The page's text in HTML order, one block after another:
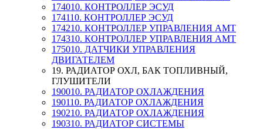
174010. КОНТРОЛЛЕР ЭСУД
174110. КОНТРОЛЛЕР ЭСУД
174210. КОНТРОЛЛЕР УПРАВЛЕНИЯ АМТ
174310. КОНТРОЛЛЕР УПРАВЛЕНИЯ АМТ
175010. ДАТЧИКИ УПРАВЛЕНИЯ
ДВИГАТЕЛЕМ
19. РАДИАТОР ОХЛ, БАК ТОПЛИВНЫЙ,
ГЛУШИТЕЛИ
190010. РАДИАТОР ОХЛАЖДЕНИЯ
190110. РАДИАТОР ОХЛАЖДЕНИЯ
190210. РАДИАТОР ОХЛАЖДЕНИЯ
190310. РАДИАТОР СИСТЕМЫ